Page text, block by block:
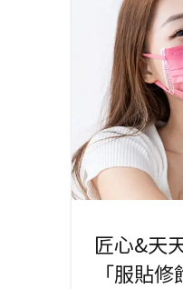
匠心&天
「服貼修